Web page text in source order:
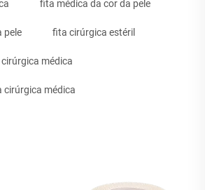
fita médica da cor da pele
pele fita cirúrgica estéril
médica
cirúrgica médica